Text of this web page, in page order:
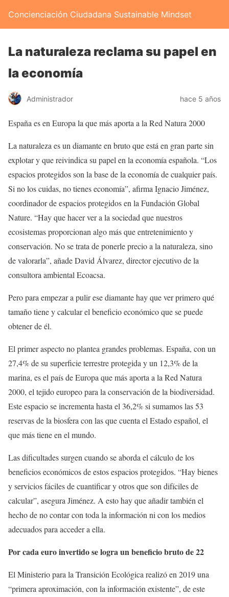
Concienciación Ciudadana Sustainable Mindset
La naturaleza reclama su papel en
la economía
Administrador hace 5 años
España es en Europa la que más aporta a la Red Natura 2000
La naturaleza es un diamante en bruto que está en gran parte sin
explotar y que reivindica su papel en la economía española. “Los
espacios protegidos son la base de la economía de cualquier país.
Si no los cuidas, no tienes economía”, afirma Ignacio Jiménez,
coordinador de espacios protegidos en la Fundación Global
Nature. “Hay que hacer ver a la sociedad que nuestros
ecosistemas proporcionan algo más que entretenimiento y
conservación. No se trata de ponerle precio a la naturaleza, sino
de valorarla”, añade David Álvarez, director ejecutivo de la
consultora ambiental Ecoacsa.
Pero para empezar a pulir ese diamante hay que ver primero qué
tamaño tiene y calcular el beneficio económico que se puede
obtener de él.
El primer aspecto no plantea grandes problemas. España, con un
27,4% de su superficie terrestre protegida y un 12,3% de la
marina, es el país de Europa que más aporta a la Red Natura
2000, el tejido europeo para la conservación de la biodiversidad.
Este espacio se incrementa hasta el 36,2% si sumamos las 53
reservas de la biosfera con las que cuenta el Estado español, el
que más tiene en el mundo.
Las dificultades surgen cuando se aborda el cálculo de los
beneficios económicos de estos espacios protegidos. “Hay bienes
y servicios fáciles de cuantificar y otros que son difíciles de
calcular”, asegura Jiménez. A esto hay que añadir también el
hecho de no contar con toda la información ni con los medios
adecuados para acceder a ella.
Por cada euro invertido se logra un beneficio bruto de 22
El Ministerio para la Transición Ecológica realizó en 2019 una
“primera aproximación, con la información existente”, de este